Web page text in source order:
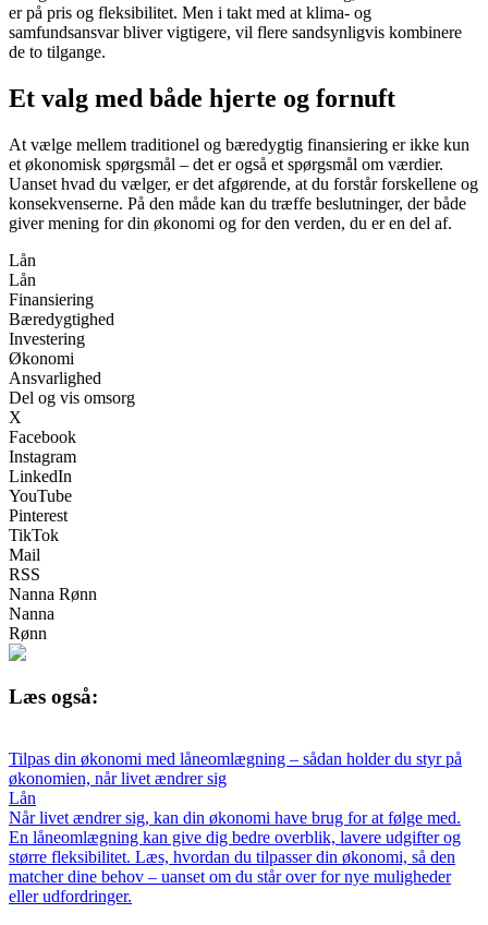
er på pris og fleksibilitet. Men i takt med at klima- og
samfundsansvar bliver vigtigere, vil flere sandsynligvis kombinere
de to tilgange.
Et valg med både hjerte og fornuft
At vælge mellem traditionel og bæredygtig finansiering er ikke kun
et økonomisk spørgsmål – det er også et spørgsmål om værdier.
Uanset hvad du vælger, er det afgørende, at du forstår forskellene og
konsekvenserne. På den måde kan du træffe beslutninger, der både
giver mening for din økonomi og for den verden, du er en del af.
Lån
Lån
Finansiering
Bæredygtighed
Investering
Økonomi
Ansvarlighed
Del og vis omsorg
X
Facebook
Instagram
LinkedIn
YouTube
Pinterest
TikTok
Mail
RSS
Nanna Rønn
Nanna
Rønn
Læs også:
Tilpas din økonomi med låneomlægning – sådan holder du styr på
økonomien, når livet ændrer sig
Lån
Når livet ændrer sig, kan din økonomi have brug for at følge med.
En låneomlægning kan give dig bedre overblik, lavere udgifter og
større fleksibilitet. Læs, hvordan du tilpasser din økonomi, så den
matcher dine behov – uanset om du står over for nye muligheder
eller udfordringer.